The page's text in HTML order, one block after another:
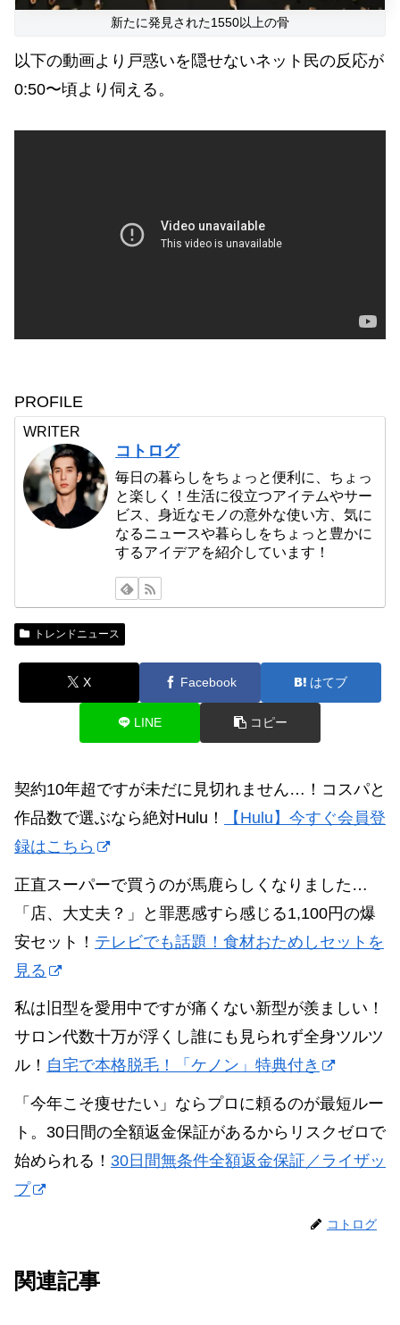
新たに発見された1550以上の骨
以下の動画より戸惑いを隠せないネット民の反応が
0:50〜頃より伺える。
PROFILE
WRITER
コトログ
毎日の暮らしをちょっと便利に、ちょっ
と楽しく！生活に役立つアイテムやサー
ビス、身近なモノの意外な使い方、気に
なるニュースや暮らしをちょっと豊かに
するアイデアを紹介しています！
トレンドニュース
X Facebook はてブ
LINE コピー
契約10年超ですが未だに見切れません…！コスパと
作品数で選ぶなら絶対Hulu！
【Hulu】今すぐ会員登
録はこちら
正直スーパーで買うのが馬鹿らしくなりました…
「店、大丈夫？」と罪悪感すら感じる1,100円の爆
安セット！ テレビでも話題！食材おためしセットを
見る
私は旧型を愛用中ですが痛くない新型が羨ましい！
サロン代数十万が浮くし誰にも見られず全身ツルツ
ル！ 自宅で本格脱毛！「ケノン」特典付き
「今年こそ痩せたい」ならプロに頼るのが最短ルー
ト。30日間の全額返金保証があるからリスクゼロで
始められる！ 30日間無条件全額返金保証／ライザッ
プ
コトログ
関連記事